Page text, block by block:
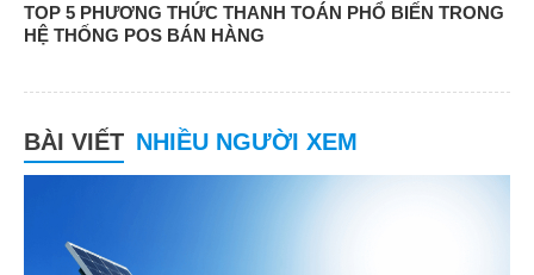
TOP 5 PHƯƠNG THỨC THANH TOÁN PHỔ BIẾN TRONG
HỆ THỐNG POS BÁN HÀNG
BÀI VIẾT NHIỀU NGƯỜI XEM